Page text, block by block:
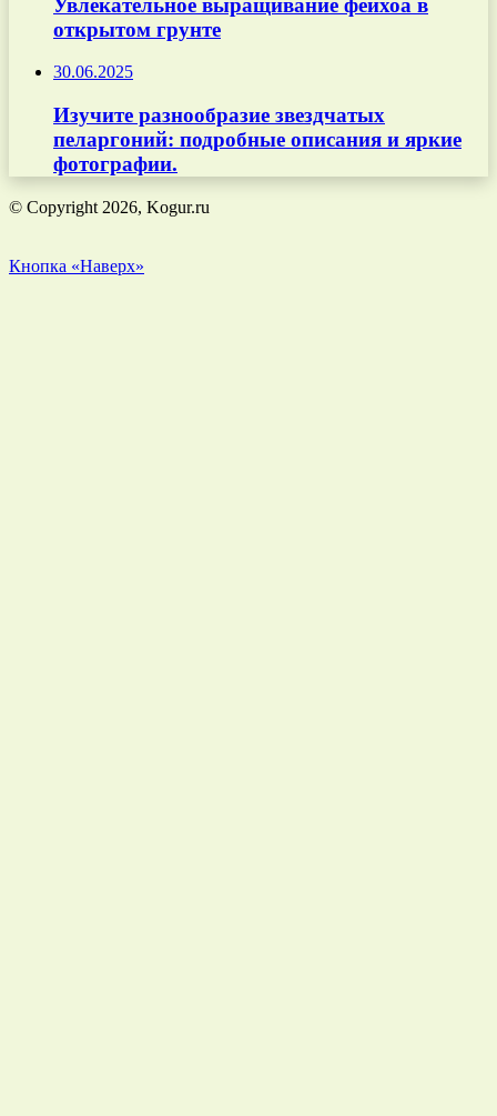
открытом грунте
30.06.2025
Изучите разнообразие звездчатых
пеларгоний: подробные описания и яркие
фотографии.
© Copyright 2026, Kogur.ru
Кнопка «Наверх»